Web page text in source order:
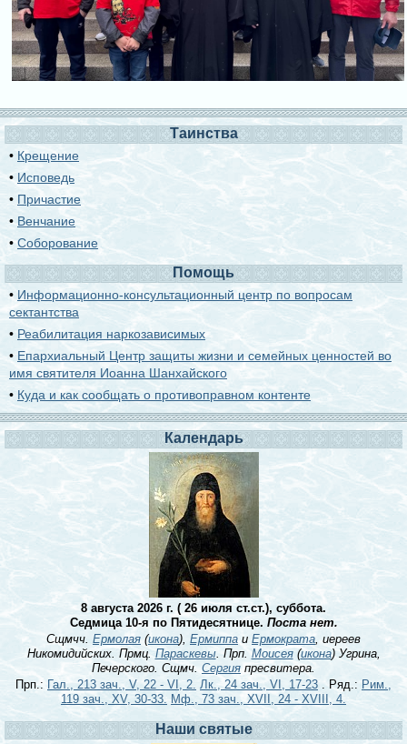
Таинства
• Крещение
• Исповедь
• Причастие
• Венчание
•Соборование
Помощь
• Информационно-консультационный центр по вопросам
сектантства
• Реабилитация наркозависимых
• Епархиальный Центр защиты жизни и семейных ценностей во
имя святителя Иоанна Шанхайского
• Куда и как сообщать о противоправном контенте
Календарь
8 августа 2026 г. ( 26 июля ст.ст.), суббота.
Седмица 10-я по Пятидесятнице. Поста нет.
Сщмчч. Ермолая (икона), Ермиппаи Ермократа , иереев
Никомидийских. Прмц.Параскевы. Прп. Моисея(икона) Угрина,
Печерского. Сщмч. Сергия пресвитера.
Прп.: Гал., 213 зач., V, 22 - VI, 2. Лк., 24 зач., VI, 17-23 . Ряд.: Рим.,
119 зач., XV, 30-33.
Мф., 73 зач., XVII, 24 - XVIII, 4.
Наши святые